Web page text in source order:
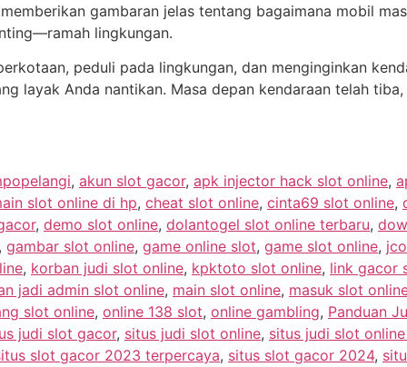
gambaran jelas tentang bagaimana mobil
lingkungan.
peduli pada lingkungan, dan menginginkan
layak Anda nantikan. Masa depan kendaraan telah
, akun slot gacor, apk injector hack slot online,
slot online di hp, cheat slot online, cinta69 slot online,
, demo slot online, dolantogel slot online terbaru,
, gambar slot online, game online slot, game slot online,
, korban judi slot online, kpktoto slot online, link gacor
jadi admin slot online, main slot online, masuk slot
slot online, online 138 slot, online gambling, Panduan
judi slot gacor, situs judi slot online, situs judi slot
slot gacor 2023 terpercaya, situs slot gacor 2024,